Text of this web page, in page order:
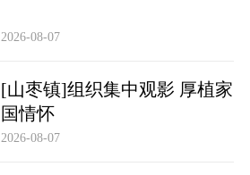
2026-08-07
[山枣镇]组织集中观影 厚植家
国情怀
2026-08-07